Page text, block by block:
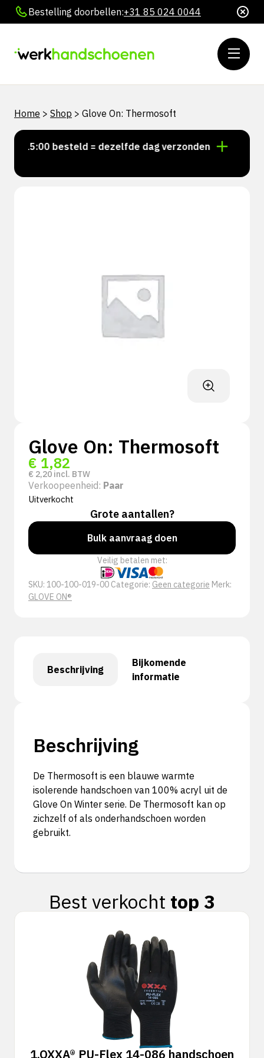
Bestelling doorbellen:+31 85 024 0044
Home > Shop > Glove On: Thermosoft
15:00 besteld = dezelfde dag verzonden
Glove On: Thermosoft
€ 1,82
€ 2,20 incl. BTW
Verkoopeenheid: Paar
Uitverkocht
Grote aantallen?
Bulk aanvraag doen
Veilig betalen met:
SKU: 100-100-019-00 Categorie: Geen categorie Merk:
GLOVE ON®
Beschrijving
Bijkomende
informatie
Beschrijving
De Thermosoft is een blauwe warmte
isolerende handschoen van 100% acryl uit de
Glove On Winter serie. De Thermosoft kan op
zichzelf of als onderhandschoen worden
gebruikt.
Best verkocht top 3
1.OXXA® PU-Flex 14-086 handschoen